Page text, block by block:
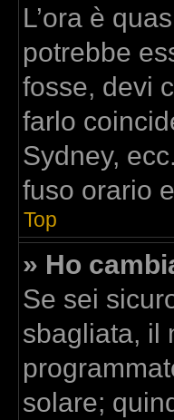
L’ora è
potrebbe
fosse, devi
farlo
Sydney,
fuso orario
Top
» Ho
Se sei
sbagliata, il
solare;